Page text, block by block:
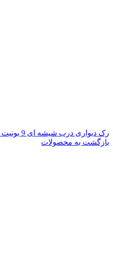
رک دیواری درب شیشه ای 9 یونیت
بازگشت به محصولات